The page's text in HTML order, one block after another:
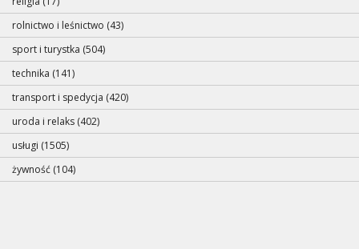
rolnictwo i leśnictwo (43)
sport i turystka (504)
technika (141)
transport i spedycja (420)
uroda i relaks (402)
usługi (1505)
żywność (104)